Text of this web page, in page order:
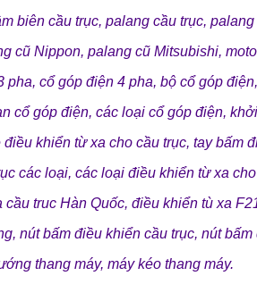
biên cầu trục, palang cầu trục,
cũ Nippon, palang cũ Mitsubishi,
pha, cổ góp điện 4 pha, bộ cổ góp điện,
cổ góp điện, các loại cổ góp điện,
điều khiển từ xa cho cầu trục, tay bấm
các loại, các loại điều khiển từ xa
cầu truc Hàn Quốc, điều khiển tù xa
, nút bấm điều khiển cầu trục, nút bấm
thang máy, máy kéo thang máy.